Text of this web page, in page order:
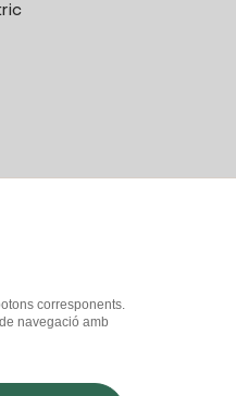
corresponents.
navegació amb